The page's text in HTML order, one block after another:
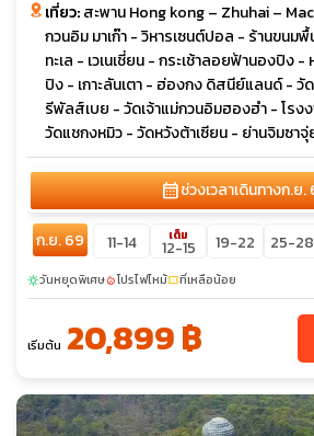
เที่ยว:สะพาน Hong kong – Zhuhai –
กวนอิม มาเก๊า - วิหารเซนต์ปอล - ร้านขนม
ทะเล - เวเนเชี่ยน - กระเช้าลอยฟ้านองปิง
ปิง - เกาะลันเตา - ฮ่องกง ดิสนีย์แลนด์ - วั
รีพัลส์เบย - วัดเจ้าแม่กวนอิมฮองฮำ - โรงง
วัดแชกงหมิว - วัดหวังต้าเซียน - ย่านจิมซาจุ่
calendar_monthช่วงเวลาเดินทางก.ย.
ก.ย. 69 11-14 เต็ม
12-15 19-22 25-28
sunnyวันหยุดพิเศษlocal_fire_departmentโปรไฟไหม้confirmation_numberที่เหลือน้อย
เริ่มต้น 20,899 ฿